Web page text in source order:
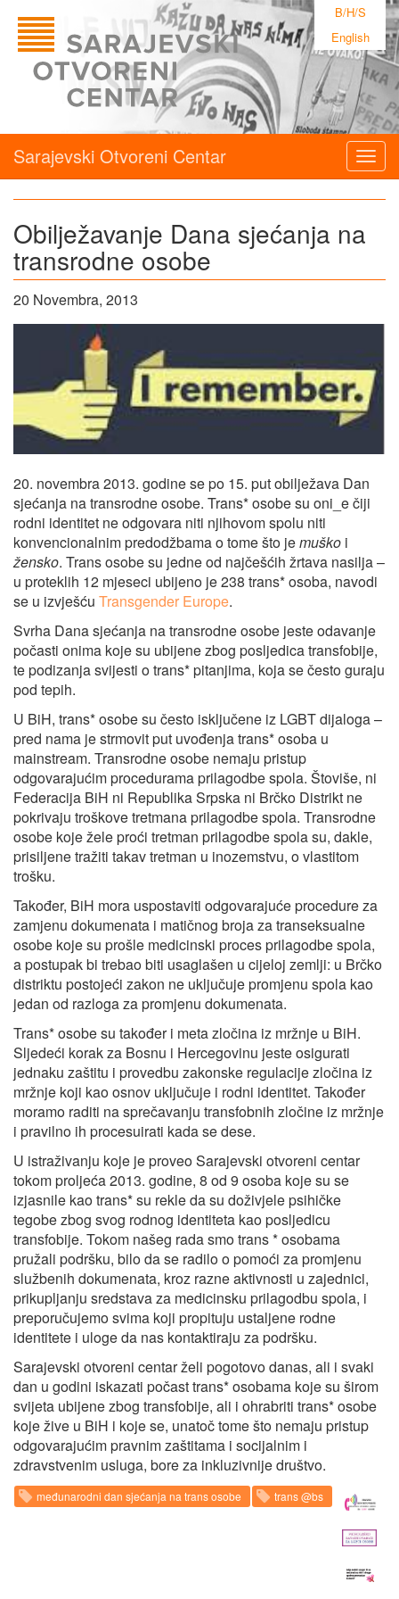
B/H/S
English
Sarajevski Otvoreni Centar
Obilježavanje Dana sjećanja na
transrodne osobe
20 Novembra, 2013
20. novembra 2013. godine se po 15. put obilježava Dan
sjećanja na transrodne osobe. Trans* osobe su oni_e čiji
rodni identitet ne odgovara niti njihovom spolu niti
konvencionalnim predodžbama o tome što jemuško i
žensko. Trans osobe su jedne od najčešćih žrtava nasilja –
u proteklih 12 mjeseci ubijeno je 238 trans* osoba, navodi
se u izvješću Transgender Europe.
Svrha Dana sjećanja na transrodne osobe jeste odavanje
počasti onima koje su ubijene zbog posljedica transfobije,
te podizanja svijesti o trans* pitanjima, koja se često guraju
pod tepih.
U BiH, trans* osobe su često isključene iz LGBT dijaloga –
pred nama je strmovit put uvođenja trans* osoba u
mainstream. Transrodne osobe nemaju pristup
odgovarajućim procedurama prilagodbe spola. Štoviše, ni
Federacija BiH ni Republika Srpska ni Brčko Distrikt ne
pokrivaju troškove tretmana prilagodbe spola. Transrodne
osobe koje žele proći tretman prilagodbe spola su, dakle,
prisiljene tražiti takav tretman u inozemstvu, o vlastitom
trošku.
Također, BiH mora uspostaviti odgovarajuće procedure za
zamjenu dokumenata i matičnog broja za transeksualne
osobe koje su prošle medicinski proces prilagodbe spola,
a postupak bi trebao biti usaglašen u cijeloj zemlji: u Brčko
distriktu postojeći zakon ne uključuje promjenu spola kao
jedan od razloga za promjenu dokumenata.
Trans* osobe su također i meta zločina iz mržnje u BiH.
Sljedeći korak za Bosnu i Hercegovinu jeste osigurati
jednaku zaštitu i provedbu zakonske regulacije zločina iz
mržnje koji kao osnov uključuje i rodni identitet. Također
moramo raditi na sprečavanju transfobnih zločine iz mržnje
i pravilno ih procesuirati kada se dese.
U istraživanju koje je proveo Sarajevski otvoreni centar
tokom proljeća 2013. godine, 8 od 9 osoba koje su se
izjasnile kao trans* su rekle da su doživjele psihičke
tegobe zbog svog rodnog identiteta kao posljedicu
transfobije. Tokom našeg rada smo trans * osobama
pružali podršku, bilo da se radilo o pomoći za promjenu
službenih dokumenata, kroz razne aktivnosti u zajednici,
prikupljanju sredstava za medicinsku prilagodbu spola, i
preporučujemo svima koji propituju ustaljene rodne
identitete i uloge da nas kontaktiraju za podršku.
Sarajevski otvoreni centar želi pogotovo danas, ali i svaki
dan u godini iskazati počast trans* osobama koje su širom
svijeta ubijene zbog transfobije, ali i ohrabriti trans* osobe
koje žive u BiH i koje se, unatoč tome što nemaju pristup
odgovarajućim pravnim zaštitama i socijalnim i
zdravstvenim usluga, bore za inkluzivnije društvo.
međunarodni dan sjećanja na trans osobe trans @bs